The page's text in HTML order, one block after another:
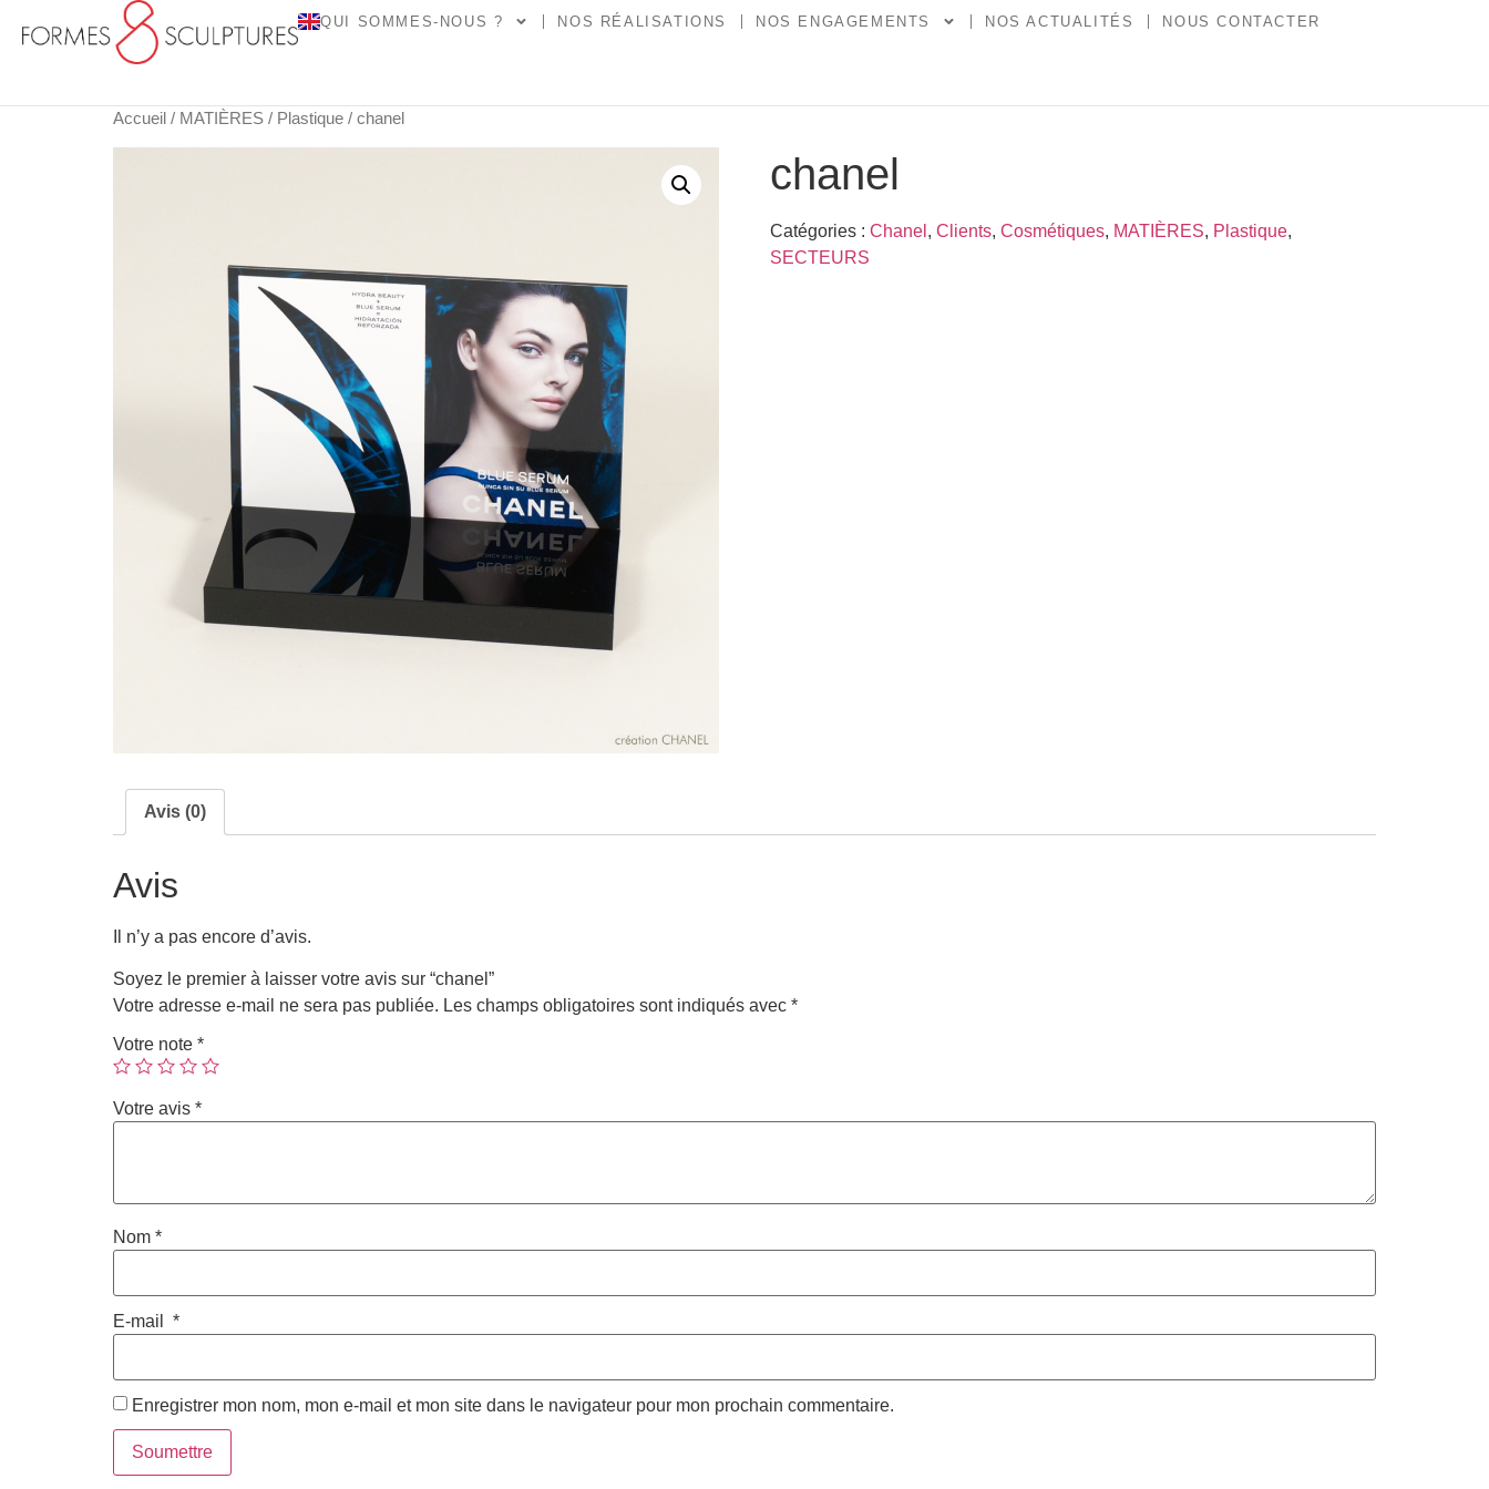
QUI SOMMES-NOUS ? NOS RÉALISATIONS NOS ENGAGEMENTS NOS ACTUALITÉS NOUS CONTACTER
Accueil / MATIÈRES / Plastique / chanel
chanel
Catégories : Chanel , Clients, Cosmétiques, MATIÈRES, Plastique,
SECTEURS
Avis (0)
Avis
Il n’y a pas encore d’avis.
Soyez le premier à laisser votre avis sur “chanel”
Votre adresse e-mail ne sera pas publiée. Les champs obligatoires sont indiqués avec *
Votre note *
Votre avis *
Nom *
E-mail *
Enregistrer mon nom, mon e-mail et mon site dans le navigateur pour mon prochain commentaire.